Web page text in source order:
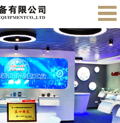
产品展示 售后服务